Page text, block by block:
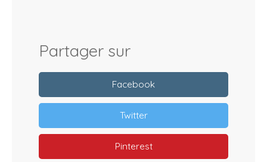
Partager sur
Facebook
Twitter
Pinterest